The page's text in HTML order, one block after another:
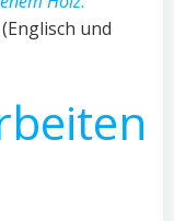
(Englisch und